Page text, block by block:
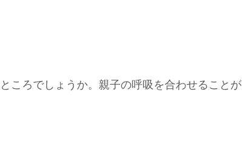
ころでしょうか。親子の呼吸を合わせることが